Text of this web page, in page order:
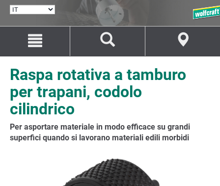
SELEZIONA
contenuto
navigazione
Raspa rotativa a tamburo
per trapani, codolo
cilindrico
Per asportare materiale in modo efficace su grandi
superfici quando si lavorano materiali edili morbidi